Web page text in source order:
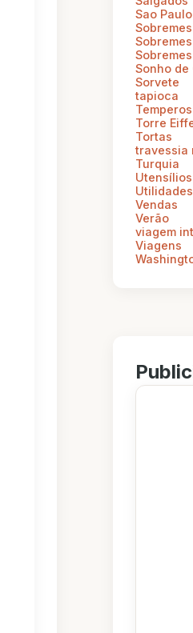
Sao Paulo
Sonho de
Sorvete
tapioca
Temperos
Torre
Tortas
travessia
Turquia
Vendas
Verão
viagem
Viagens